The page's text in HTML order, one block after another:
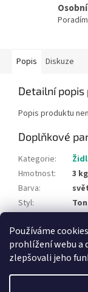
Používáme
prohlížení webu a
zlepšovali jeho
Popis Diskuze
Detailní popis
Popis produktu
Doplňkové
Kategorie:
Hmotnost:
3 kg
Barva:
Styl:
Položka byla